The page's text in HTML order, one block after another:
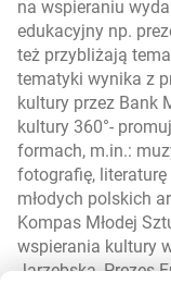
na wspieraniu
edukacyjny np.
też przybliżają
tematyki wynika z
kultury przez Bank
kultury 360°-
formach, m.in.:
fotografię,
młodych polskich
Kompas Młodej
wspierania kultury
Jarzębska, Prezes